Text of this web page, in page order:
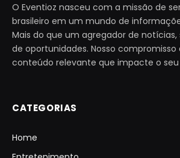
O Eventioz nasceu com a missão de
brasileiro em um mundo de
Mais do que um agregador de
de oportunidades. Nosso
conteúdo relevante que impacte o seu
CATEGORIAS
Home